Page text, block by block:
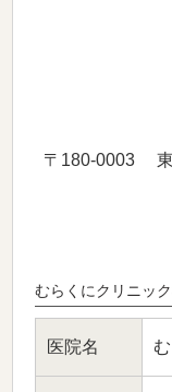
〒180-0003 東
むらくにクリニッ
医院名